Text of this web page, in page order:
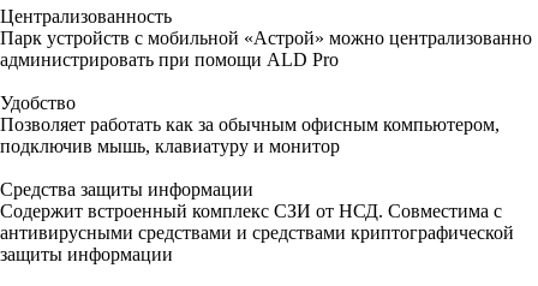
Централизованность
Парк устройств с мобильной «Астрой» можно централизованно
администрировать при помощи ALD Pro
Удобство
Позволяет работать как за обычным офисным компьютером,
подключив мышь, клавиатуру и монитор
Средства защиты информации
Содержит встроенный комплекс СЗИ от НСД. Совместима с
антивирусными средствами и средствами криптографической
защиты информации